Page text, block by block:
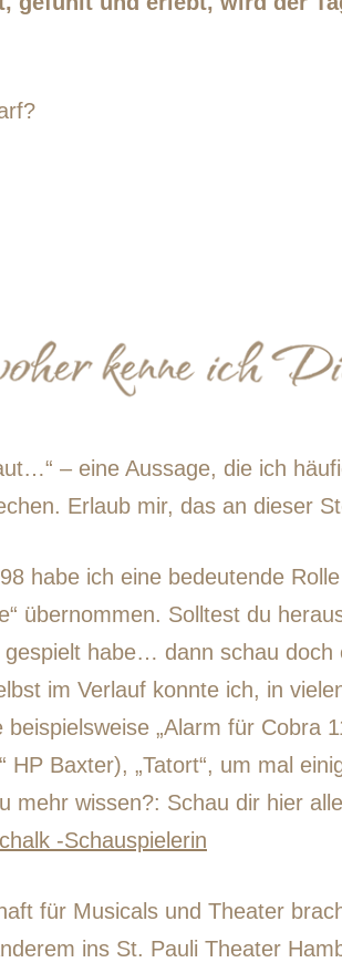
– eine Aussage, die ich
Erlaub mir, das an dieser
habe ich eine bedeutende
übernommen. Solltest du
gespielt habe… dann schau doch
im Verlauf konnte ich, in
„Alarm für Cobra
HP Baxter), „Tatort“, um mal
mehr wissen?: Schau dir hier
-Schauspielerin
für Musicals und Theater
ins St. Pauli Theater